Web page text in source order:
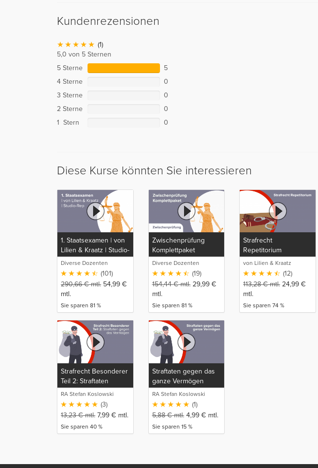
Kundenrezensionen
(1)
5,0 von 5 Sternen
5 Sterne
5
4 Sterne
0
3 Sterne
0
2 Sterne
0
1 Stern
0
Diese Kurse könnten Sie interessieren
1. Staatsexamen | von
Lilien & Kraatz | Studio-
Rep
Diverse Dozenten
(101)
290,66€mtl. 54,99 €
mtl.
Sie sparen 81 %
Zwischenprüfung
Komplettpaket
Diverse Dozenten
(19)
154,44€mtl. 29,99 €
mtl.
Sie sparen 81 %
Strafrecht
Repetitorium
von Lilien & Kraatz
(12)
113,28€mtl. 24,99 €
mtl.
Sie sparen 74 %
Strafrecht Besonderer
Teil 2: Straftaten
gegen das Vermögen
RA Stefan Koslowski
(3)
13,23€mtl. 7,99 € mtl.
Sie sparen 40 %
Straftaten gegen das
ganze Vermögen
RA Stefan Koslowski
(1)
5,88€mtl. 4,99 € mtl.
Sie sparen 15 %